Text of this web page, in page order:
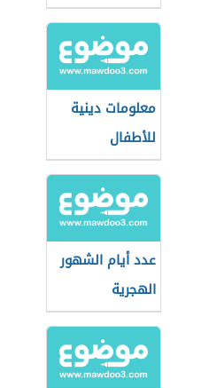
معلومات دينية
للأطفال
عدد أيام الشهور
الهجرية